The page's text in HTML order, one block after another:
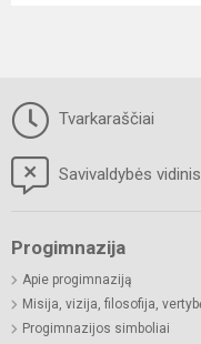
Tvarkaraščiai
Savivaldybės
Progimnazija
Apie progimnaziją
Misija, vizija, filosofija,
Progimnazijos simboliai